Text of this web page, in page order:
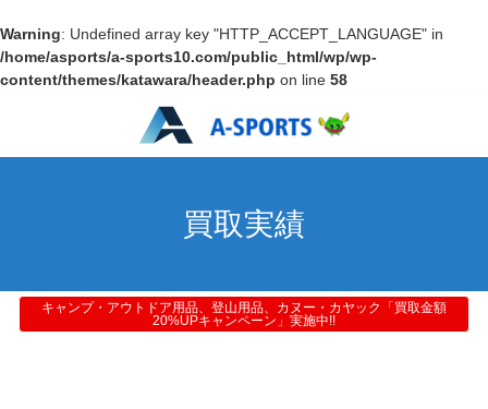
Warning: Undefined array key "HTTP_ACCEPT_LANGUAGE" in
/home/asports/a-sports10.com/public_html/wp/wp-
content/themes/katawara/header.php on line 58
買取実績
キャンプ・アウトドア用品、登山用品、カヌー・カヤック「買取金額
20%UPキャンペーン」実施中!!